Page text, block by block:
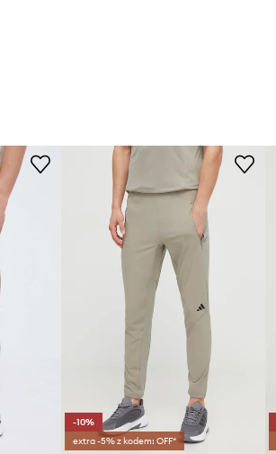
-10%
extra -5% z kodem: OFF*